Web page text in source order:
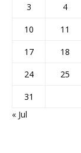
3
4
10
11
17
18
24
25
31
« Jul